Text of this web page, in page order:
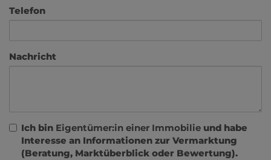
Telefon
Nachricht
Ich bin Eigentümer:in einer Immobilie und habe
Interesse an Informationen zur Vermarktung
(Beratung, Marktüberblick oder Bewertung).